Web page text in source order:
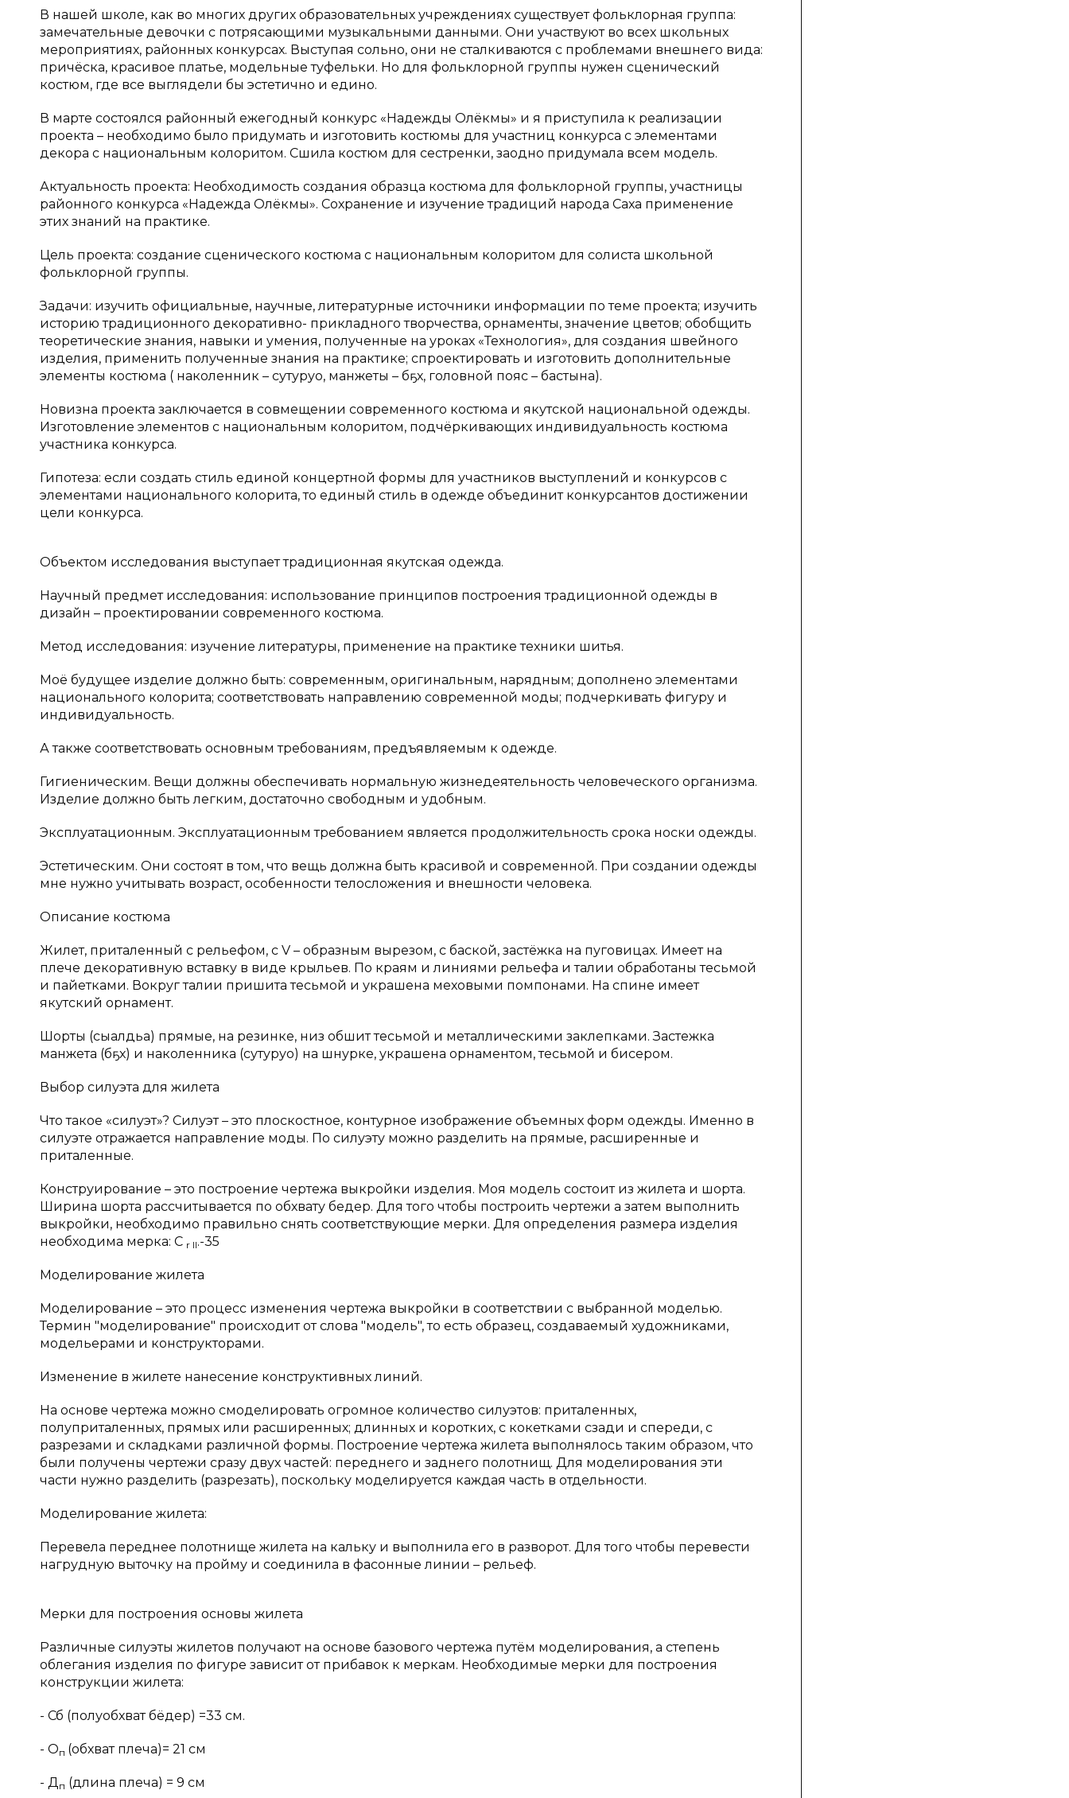
В нашей школе, как во многих других образовательных учреждениях существует фольклорная группа:
замечательные девочки с потрясающими музыкальными данными. Они участвуют во всех школьных
мероприятиях, районных конкурсах. Выступая сольно, они не сталкиваются с проблемами внешнего вида:
причёска, красивое платье, модельные туфельки. Но для фольклорной группы нужен сценический
костюм, где все выглядели бы эстетично и едино.
В марте состоялся районный ежегодный конкурс «Надежды Олёкмы» и я приступила к реализации
проекта – необходимо было придумать и изготовить костюмы для участниц конкурса с элементами
декора с национальным колоритом. Сшила костюм для сестренки, заодно придумала всем модель.
Актуальность проекта: Необходимость создания образца костюма для фольклорной группы, участницы
районного конкурса «Надежда Олёкмы». Сохранение и изучение традиций народа Саха применение
этих знаний на практике.
Цель проекта: создание сценического костюма с национальным колоритом для солиста школьной
фольклорной группы.
Задачи: изучить официальные, научные, литературные источники информации по теме проекта; изучить
историю традиционного декоративно- прикладного творчества, орнаменты, значение цветов; обобщить
теоретические знания, навыки и умения, полученные на уроках «Технология», для создания швейного
изделия, применить полученные знания на практике; спроектировать и изготовить дополнительные
элементы костюма ( наколенник – сутуруо, манжеты – бөҕөх, головной пояс – бастына).
Новизна проекта заключается в совмещении современного костюма и якутской национальной одежды.
Изготовление элементов с национальным колоритом, подчёркивающих индивидуальность костюма
участника конкурса.
Гипотеза: если создать стиль единой концертной формы для участников выступлений и конкурсов с
элементами национального колорита, то единый стиль в одежде объединит конкурсантов достижении
цели конкурса.
Объектом исследования выступает традиционная якутская одежда.
Научный предмет исследования: использование принципов построения традиционной одежды в
дизайн – проектировании современного костюма.
Метод исследования: изучение литературы, применение на практике техники шитья.
Моё будущее изделие должно быть: современным, оригинальным, нарядным; дополнено элементами
национального колорита; соответствовать направлению современной моды; подчеркивать фигуру и
индивидуальность.
А также соответствовать основным требованиям, предъявляемым к одежде.
Гигиеническим. Вещи должны обеспечивать нормальную жизнедеятельность человеческого организма.
Изделие должно быть легким, достаточно свободным и удобным.
Эксплуатационным. Эксплуатационным требованием является продолжительность срока носки одежды.
Эстетическим. Они состоят в том, что вещь должна быть красивой и современной. При создании одежды
мне нужно учитывать возраст, особенности телосложения и внешности человека.
Описание костюма
Жилет, приталенный с рельефом, с V – образным вырезом, с баской, застёжка на пуговицах. Имеет на
плече декоративную вставку в виде крыльев. По краям и линиями рельефа и талии обработаны тесьмой
и пайетками. Вокруг талии пришита тесьмой и украшена меховыми помпонами. На спине имеет
якутский орнамент.
Шорты (сыалдьа) прямые, на резинке, низ обшит тесьмой и металлическими заклепками. Застежка
манжета (бөҕөх) и наколенника (сутуруо) на шнурке, украшена орнаментом, тесьмой и бисером.
Выбор силуэта для жилета
Что такое «силуэт»? Силуэт – это плоскостное, контурное изображение объемных форм одежды. Именно в
силуэте отражается направление моды. По силуэту можно разделить на прямые, расширенные и
приталенные.
Конструирование – это построение чертежа выкройки изделия. Моя модель состоит из жилета и шорта.
Ширина шорта рассчитывается по обхвату бедер. Для того чтобы построить чертежи а затем выполнить
выкройки, необходимо правильно снять соответствующие мерки. Для определения размера изделия
необходима мерка: С r II.-35
Моделирование жилета
Моделирование – это процесс изменения чертежа выкройки в соответствии с выбранной моделью.
Термин "моделирование" происходит от слова "модель", то есть образец, создаваемый художниками,
модельерами и конструкторами.
Изменение в жилете нанесение конструктивных линий.
На основе чертежа можно смоделировать огромное количество силуэтов: приталенных,
полуприталенных, прямых или расширенных; длинных и коротких, с кокетками сзади и спереди, с
разрезами и складками различной формы. Построение чертежа жилета выполнялось таким образом, что
были получены чертежи сразу двух частей: переднего и заднего полотнищ. Для моделирования эти
части нужно разделить (разрезать), поскольку моделируется каждая часть в отдельности.
Моделирование жилета:
Перевела переднее полотнище жилета на кальку и выполнила его в разворот. Для того чтобы перевести
нагрудную выточку на пройму и соединила в фасонные линии – рельеф.
Мерки для построения основы жилета
Различные силуэты жилетов получают на основе базового чертежа путём моделирования, а степень
облегания изделия по фигуре зависит от прибавок к меркам. Необходимые мерки для построения
конструкции жилета:
- Сб (полуобхват бёдер) =33 см.
- Оп (обхват плеча)= 21 см
- Дп (длина плеча) = 9 см